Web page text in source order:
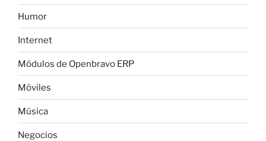
Humor
Internet
Módulos de Openbravo ERP
Móviles
Música
Negocios